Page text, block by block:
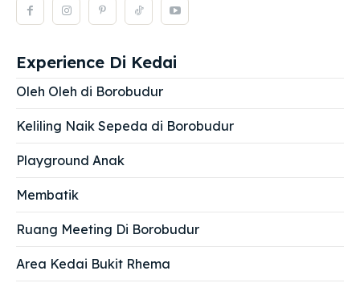
Experience Di Kedai
Oleh Oleh di Borobudur
Keliling Naik Sepeda di Borobudur
Playground Anak
Membatik
Ruang Meeting Di Borobudur
Area Kedai Bukit Rhema